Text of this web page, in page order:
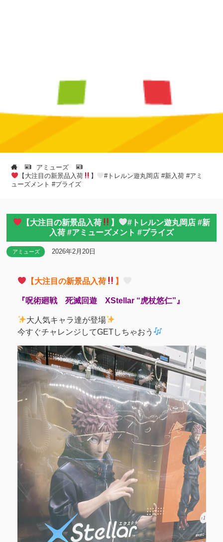
アミューズ
【大注目の新景品入荷
】
#トレルン遊丸岡店 #新入荷 #アミ
ューズメント #プライズ
【大注目の新景品入荷 】
#トレルン遊丸岡店 #新
入荷 #アミューズメント #プライズ
アミューズ 2026年2月20日
【大注目の新景品入荷 】
『呪術廻戦 死滅回遊 XStellar “虎杖悠仁”』
大人気キャラ達が登場
今すぐチャレンジしてGETしちゃおう